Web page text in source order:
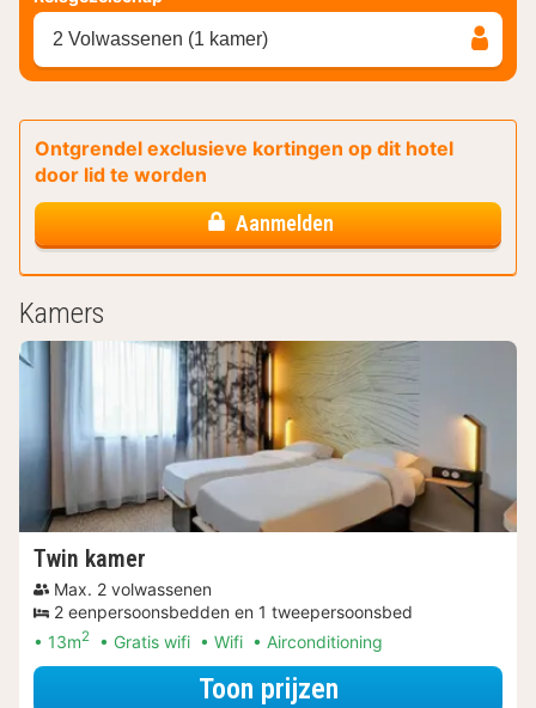
2 Volwassenen (1 kamer)
Ontgrendel exclusieve kortingen op dit hotel
door lid te worden
Aanmelden
Kamers
Twin kamer
Max. 2 volwassenen
2 eenpersoonsbedden en 1 tweepersoonsbed
13m2 Gratis wifi Wifi Airconditioning
Toon prijzenvoor Twin kamer